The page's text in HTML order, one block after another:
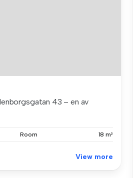
43 – en av
Room 18 m²
View more